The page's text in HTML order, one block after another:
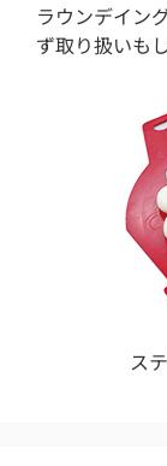
ラウンデイン
ず取り扱いも
ス